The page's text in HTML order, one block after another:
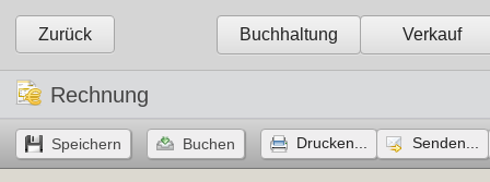
Zurück Buchhaltung Verkauf
Rechnung
Drucken... Senden...